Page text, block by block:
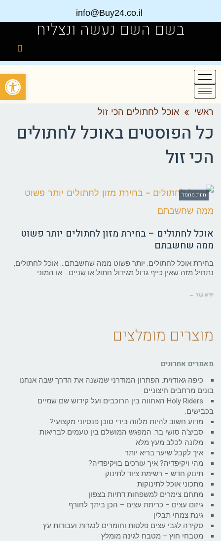
info@Buy24.co.il
בשם השם נעשה ונצליח
ראשי » אוכל לחתולים הכי זול
כל הפוסטים באוכל לחתולים
הכי זול
חיות מחמד
אוכל לחתולים – בחירת מזון לחתולים יותר פשוט
ממה שחשבתם
בחירת אוכל לחתולים. יותר פשוט ממה שחשבתם… אוכל לחתולים,
נתחיל מזה שאין כייף גדול מגידול חתול או שניים… או המוני
קרא עוד ←
מוצרים מומלצים
מאמרים אחרונים
כיפה גאודזית: הפתרון המודרני שמשנה את הדרך שבה אנחנו
בונים מרחבים חיצוניים
Holy Riders האחווה בין הרוכבים ועל קידוש שם שמיים
בכבישים.
מדוע חשוב להיות מלווה בידי סוכן פנסיוני מקצועי?
סביצ'ה סושי בר: המפגש המושלם בין טעמים לבריאות
מלונה לכלב מעץ מלא
איך לקבל שיער בריא יותר
מהי ויקיפדיה? איך עורכים בויקיפדיה?
תינוק חדש – רשימת ציוד לתינוק
מתכוני אוכל לתינוקות
מתחם צימרים למשפחות דתיות בצפון
גיזום עצים – כריתת עצים – הכן ביתך לחורף
גינת צמחי תבלין
סקירה לגבי עצים פלטות וחומרים לנגרות ועבודות עץ
מטבחי חוץ – מטבח לגינה מומלץ